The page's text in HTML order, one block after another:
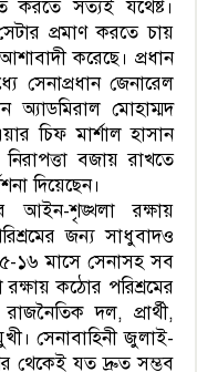
করতে সত্যই যথেষ্ট।
প্রমাণ করতে চায়
করেছে। প্রধান
সেনাপ্রধান জেনারেল
অ্যাডমিরাল মোহাম্মদ
চিফ মার্শাল হাসান
নিরাপত্তা বজায় রাখতে
দিয়েছেন।
আইন-শৃঙ্খলা রক্ষায়
জন্য সাধুবাদও
১৬ মাসে সেনাসহ সব
কঠোর পরিশ্রমের
দল, প্রার্থী,
সেনাবাহিনী জুলাই-
থেকেই যত দ্রুত সম্ভব